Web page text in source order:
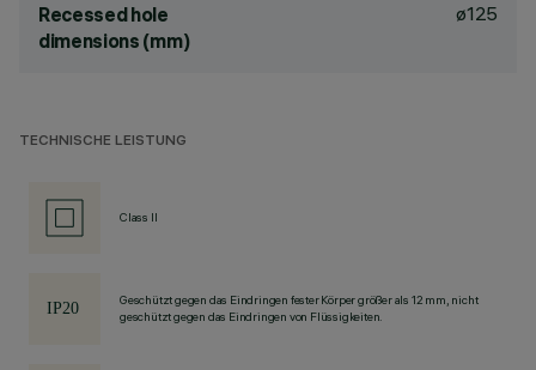
Recessed hole
dimensions (mm)
ø125
TECHNISCHE LEISTUNG
Class II
Geschützt gegen das Eindringen fester Körper größer als 12 mm, nicht
geschützt gegen das Eindringen von Flüssigkeiten.